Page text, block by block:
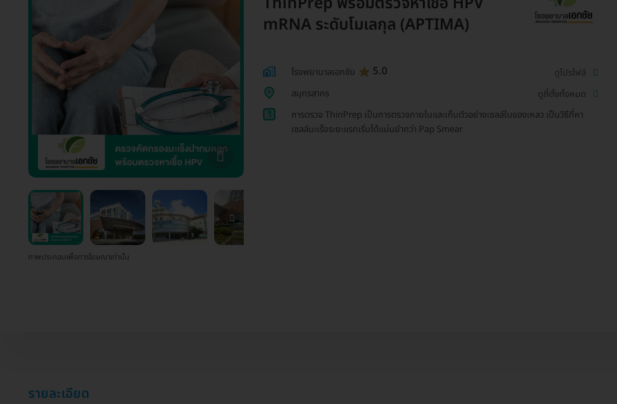
ภาพประกอบเพื่อการโฆษณาเท่านั้น
mRNA ระดับโมเลกุล (APTIMA)
โรงพยาบาลเอกชัย 5.0
ดูโปรไฟล์
สมุทรสาคร
ดูที่ตั้งทั้งหมด
1
การตรวจ ThinPrep เป็นการตรวจภายในและเก็บตัวอย่างเซลล์ในของเหลว เป็นวิธีที่หา
เซลล์มะเร็งระยะแรกเริ่มได้แม่นยำกว่า Pap Smear
รายละเอียด